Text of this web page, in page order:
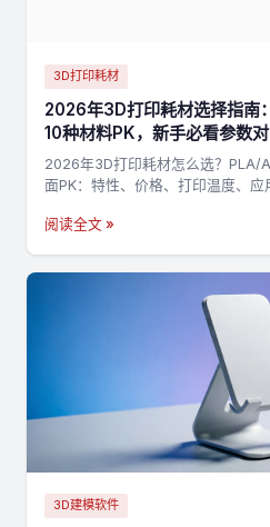
3D打印耗材
2026年3D打印耗材选择指
10种材料PK，新手必看参数
2026年3D打印耗材怎么选？PLA/
面PK：特性、价格、打印温度、
阅读全文 »
3D建模软件